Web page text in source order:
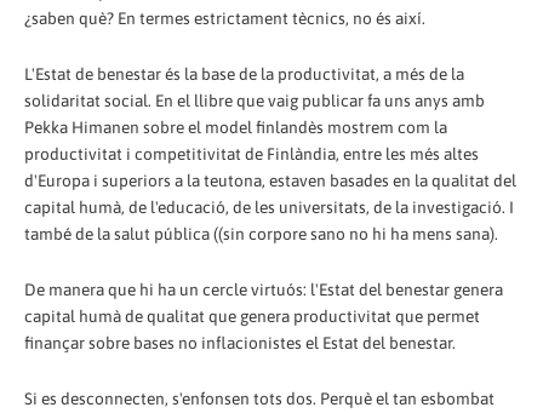
¿saben què? En termes estrictament tècnics, no és així.
L'Estat de benestar és la base de la productivitat, a més de la
solidaritat social. En el llibre que vaig publicar fa uns anys amb
Pekka Himanen sobre el model finlandès mostrem com la
productivitat i competitivitat de Finlàndia, entre les més altes
d'Europa i superiors a la teutona, estaven basades en la qualitat del
capital humà, de l'educació, de les universitats, de la investigació. I
també de la salut pública ((sin corpore sano no hi ha mens sana).
De manera que hi ha un cercle virtuós: l'Estat del benestar genera
capital humà de qualitat que genera productivitat que permet
finançar sobre bases no inflacionistes el Estat del benestar.
Si es desconnecten, s'enfonsen tots dos. Perquè el tan esbombat